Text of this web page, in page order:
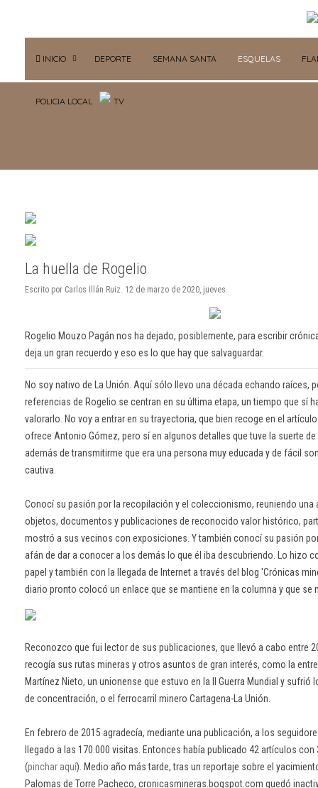
INICIO DEPORTE SEMANA SANTA ESQUELAS
POLICIA LOCAL TV
La huella de Rogelio
Escrito por Carlos Illán Ruiz. 12 de marzo de 2020, jueves.
Rogelio Mouzo Pagán nos ha dejado, posiblemente, para escribir
deja un gran recuerdo y eso es lo que hay que salvaguardar.
No soy nativo de La Unión. Aquí sólo llevo una década echando raíces,
referencias de Rogelio se centran en su última etapa, un tiempo que sí
valorarlo. No voy a entrar en su trayectoria, que bien recoge en el
ofrece Antonio Gómez, pero sí en algunos detalles que tuve la suerte de
además de transmitirme que era una persona muy educada y de fácil
cautiva.
Conocí su pasión por la recopilación y el coleccionismo, reuniendo una
objetos, documentos y publicaciones de reconocido valor histórico,
mostró a sus vecinos con exposiciones. Y también conocí su pasión
afán de dar a conocer a los demás lo que él iba descubriendo. Lo hizo
papel y también con la llegada de Internet a través del blog 'Crónicas
diario pronto colocó un enlace que se mantiene en la columna y que se
Reconozco que fui lector de sus publicaciones, que llevó a cabo entre
recogía sus rutas mineras y otros asuntos de gran interés, como la
Martínez Nieto, un unionense que estuvo en la II Guerra Mundial y
de concentración, o el ferrocarril minero Cartagena-La Unión.
En febrero de 2015 agradecía, mediante una publicación, a los
llegado a las 170.000 visitas. Entonces había publicado 42 artículos
(pinchar aquí). Medio año más tarde, tras un reportaje sobre el
Palomas de Torre Pacheco, cronicasmineras.bogspot.com quedó